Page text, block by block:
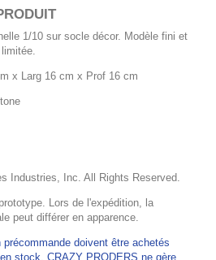
1/10 sur socle décor. Modèle fini et
x Larg 16 cm x Prof 16 cm
Industries, Inc. All Rights Reserved.
Lors de l'expédition, la
peut différer en apparence.
doivent être achetés
stock. CRAZY PRODERS ne gère